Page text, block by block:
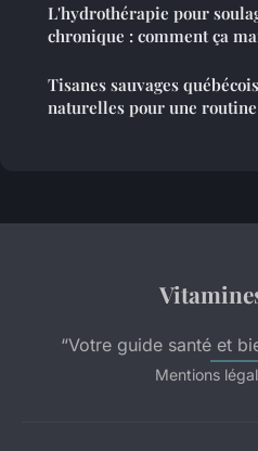
L'hydrothérapie pour
chronique : comment ça
Tisanes sauvages
naturelles pour une
“Votre guide santé et
Mentions